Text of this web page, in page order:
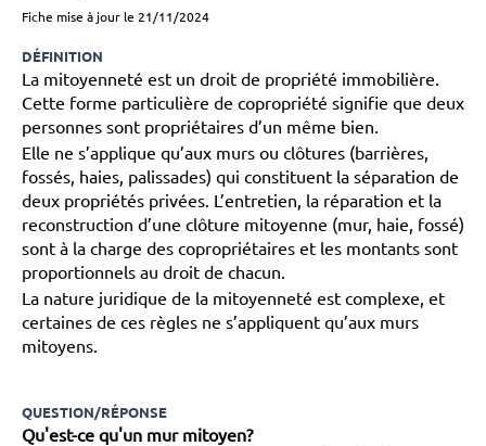
Fiche mise à jour le 21/11/2024
DÉFINITION
La mitoyenneté est un droit de propriété immobilière.
Cette forme particulière de copropriété signifie que deux
personnes sont propriétaires d’un même bien.
Elle ne s’applique qu’aux murs ou clôtures (barrières,
fossés, haies, palissades) qui constituent la séparation de
deux propriétés privées. L’entretien, la réparation et la
reconstruction d’une clôture mitoyenne (mur, haie, fossé)
sont à la charge des copropriétaires et les montants sont
proportionnels au droit de chacun.
La nature juridique de la mitoyenneté est complexe, et
certaines de ces règles ne s’appliquent qu’aux murs
mitoyens.
QUESTION/RÉPONSE
Qu'est-ce qu'un mur mitoyen?